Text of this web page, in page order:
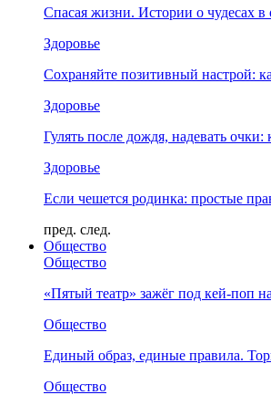
Спасая жизни. Истории о чудесах
Здоровье
Сохраняйте позитивный настрой:
Здоровье
Гулять после дождя, надевать очки:
Здоровье
Если чешется родинка: простые
пред. след.
Общество
Общество
«Пятый театр» зажёг под кей-поп
Общество
Единый образ, единые правила.
Общество